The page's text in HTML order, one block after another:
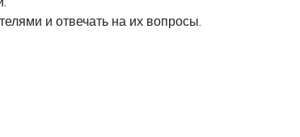
и отвечать на их вопросы.